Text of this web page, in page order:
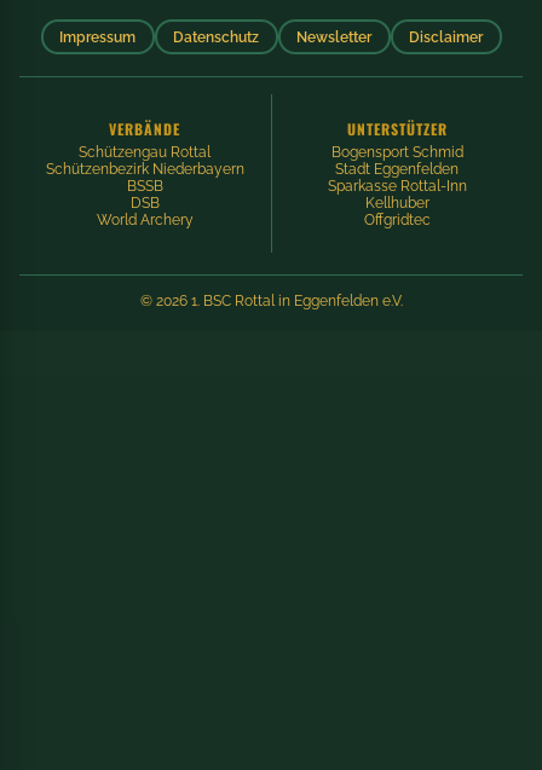
Impressum Datenschutz Newsletter Disclaimer
VERBÄNDE
Schützengau Rottal
Schützenbezirk Niederbayern
BSSB
DSB
World Archery
UNTERSTÜTZER
Bogensport Schmid
Stadt Eggenfelden
Sparkasse Rottal-Inn
Kellhuber
Offgridtec
© 2026 1. BSC Rottal in Eggenfelden e.V.